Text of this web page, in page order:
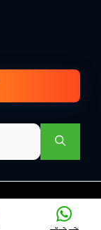
• Proudly Hosted